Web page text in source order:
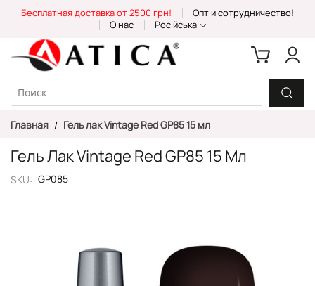
Content
Бесплатная доставка от 2500 грн!
Опт и сотрудничество!
О нас
Російська
Главная Гель лак Vintage Red GP85 15 мл
Гель Лак Vintage Red GP85 15 Мл
SKU GP085